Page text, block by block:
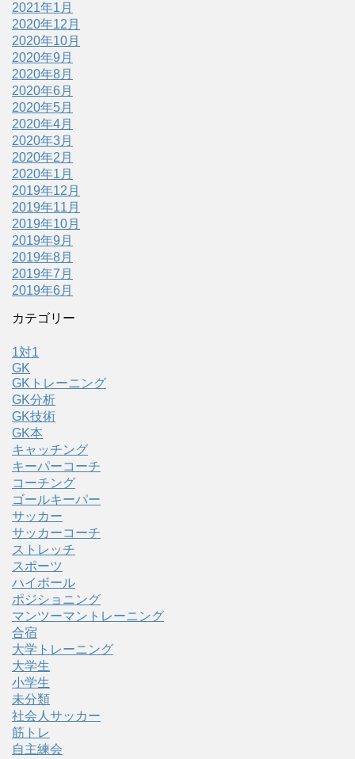
2021年1月
2020年12月
2020年10月
2020年9月
2020年8月
2020年6月
2020年5月
2020年4月
2020年3月
2020年2月
2020年1月
2019年12月
2019年11月
2019年10月
2019年9月
2019年8月
2019年7月
2019年6月
カテゴリー
1対1
GK
GKトレーニング
GK分析
GK技術
GK本
キャッチング
キーパーコーチ
コーチング
ゴールキーパー
サッカー
サッカーコーチ
ストレッチ
スポーツ
ハイボール
ポジショニング
マンツーマントレーニング
合宿
大学トレーニング
大学生
小学生
未分類
社会人サッカー
筋トレ
自主練会